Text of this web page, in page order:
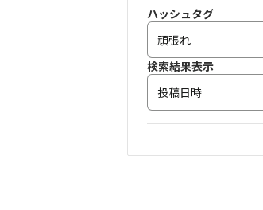
ハッシュタグ
検索結果表示
投稿日時